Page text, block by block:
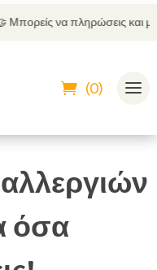
και με αντικαταβολή
(0)
όσα